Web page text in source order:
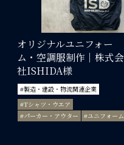
オリジナルユニフォー
ム・空調服制作｜株式会
社ISHIDA様
#製造・建設・物流関連企業
#Tシャツ・ウエア
#パーカー・アウター
#ユニフォーム